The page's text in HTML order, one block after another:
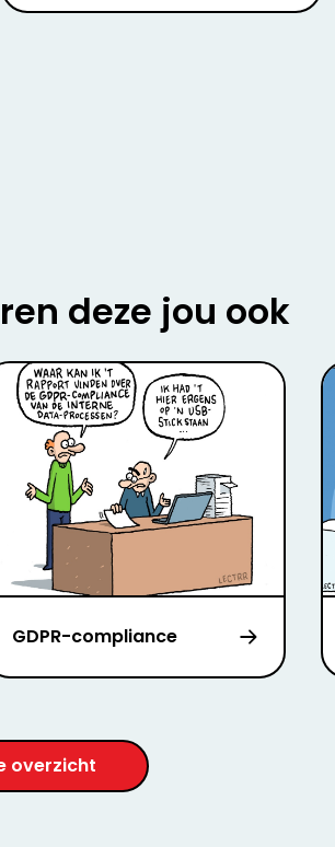
deze jou ook
GDPR-compliance
overzicht